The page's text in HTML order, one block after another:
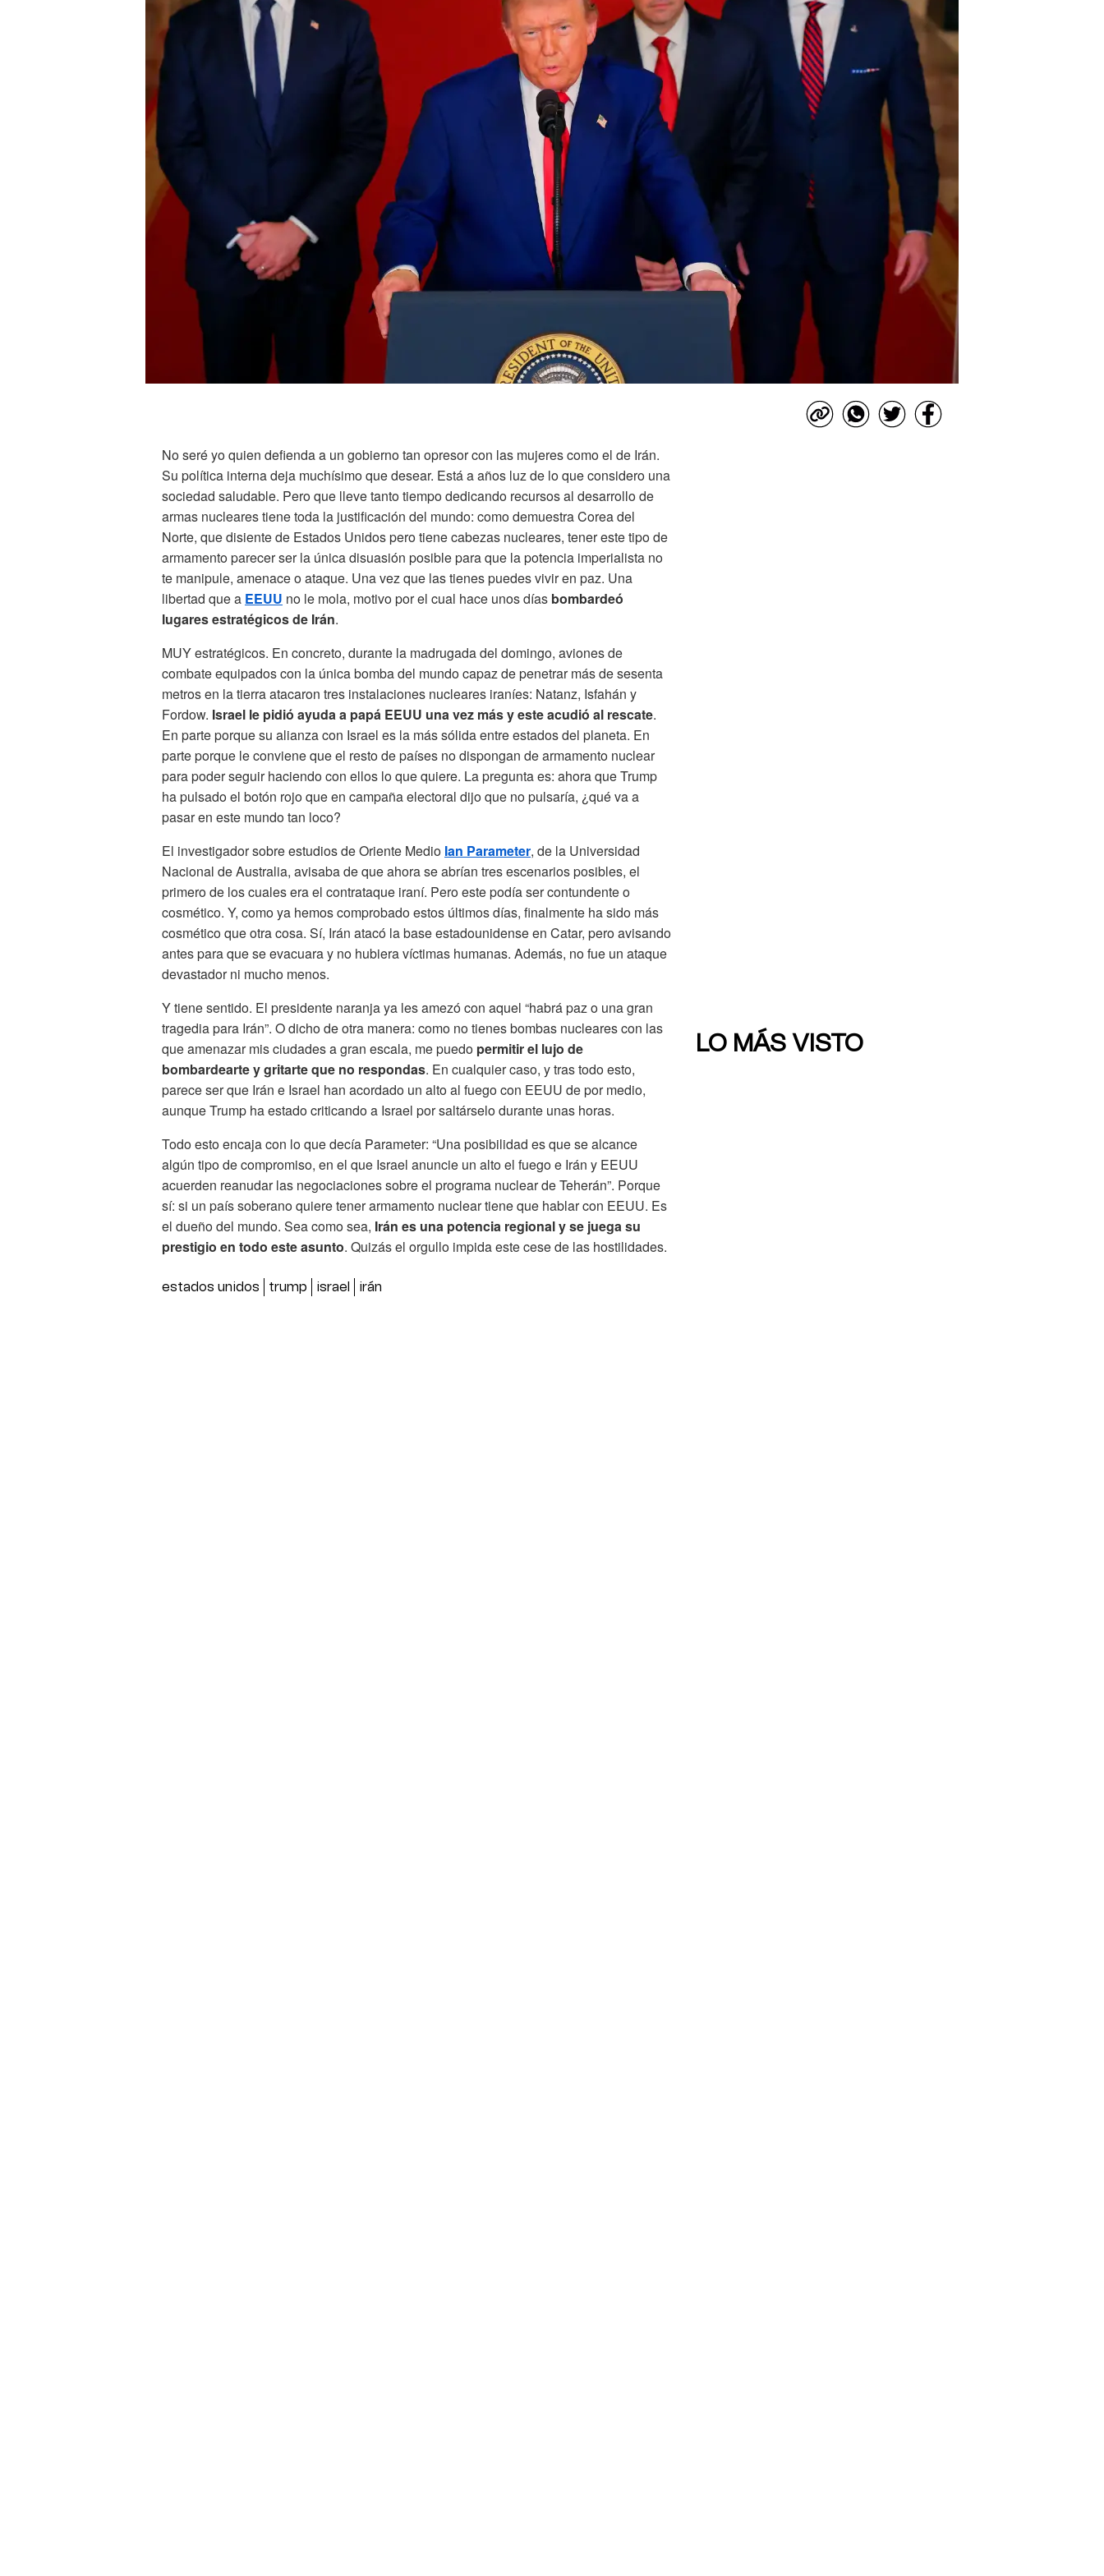
No seré yo quien defienda a un gobierno tan opresor con las mujeres como el de Irán.
Su política interna deja muchísimo que desear. Está a años luz de lo que considero una
sociedad saludable. Pero que lleve tanto tiempo dedicando recursos al desarrollo de
armas nucleares tiene toda la justificación del mundo: como demuestra Corea del
Norte, que disiente de Estados Unidos pero tiene cabezas nucleares, tener este tipo de
armamento parecer ser la única disuasión posible para que la potencia imperialista no
te manipule, amenace o ataque. Una vez que las tienes puedes vivir en paz. Una
libertad que a EEUU no le mola, motivo por el cual hace unos días bombardeó
lugares estratégicos de Irán.
MUY estratégicos. En concreto, durante la madrugada del domingo, aviones de
combate equipados con la única bomba del mundo capaz de penetrar más de sesenta
metros en la tierra atacaron tres instalaciones nucleares iraníes: Natanz, Isfahán y
Fordow. Israel le pidió ayuda a papá EEUU una vez más y este acudió al rescate.
En parte porque su alianza con Israel es la más sólida entre estados del planeta. En
parte porque le conviene que el resto de países no dispongan de armamento nuclear
para poder seguir haciendo con ellos lo que quiere. La pregunta es: ahora que Trump
ha pulsado el botón rojo que en campaña electoral dijo que no pulsaría, ¿qué va a
pasar en este mundo tan loco?
El investigador sobre estudios de Oriente Medio Ian Parameter, de la Universidad
Nacional de Australia, avisaba de que ahora se abrían tres escenarios posibles, el
primero de los cuales era el contrataque iraní. Pero este podía ser contundente o
cosmético. Y, como ya hemos comprobado estos últimos días, finalmente ha sido más
cosmético que otra cosa. Sí, Irán atacó la base estadounidense en Catar, pero avisando
antes para que se evacuara y no hubiera víctimas humanas. Además, no fue un ataque
devastador ni mucho menos.
Y tiene sentido. El presidente naranja ya les amezó con aquel “habrá paz o una gran
tragedia para Irán”. O dicho de otra manera: como no tienes bombas nucleares con las
que amenazar mis ciudades a gran escala, me puedo permitir el lujo de
bombardearte y gritarte que no respondas. En cualquier caso, y tras todo esto,
parece ser que Irán e Israel han acordado un alto al fuego con EEUU de por medio,
aunque Trump ha estado criticando a Israel por saltárselo durante unas horas.
Todo esto encaja con lo que decía Parameter: “Una posibilidad es que se alcance
algún tipo de compromiso, en el que Israel anuncie un alto el fuego e Irán y EEUU
acuerden reanudar las negociaciones sobre el programa nuclear de Teherán”. Porque
sí: si un país soberano quiere tener armamento nuclear tiene que hablar con EEUU. Es
el dueño del mundo. Sea como sea, Irán es una potencia regional y se juega su
prestigio en todo este asunto. Quizás el orgullo impida este cese de las hostilidades.
estados unidos trump israel irán
LO MÁS VISTO